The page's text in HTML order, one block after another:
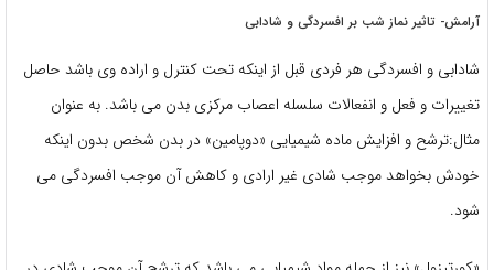
آرامش- تاثیر نماز شب بر افسردگی و شادابی
شادابی و افسردگی هر فردی قبل از اینکه تحت کنترل و اراده وی باشد حاصل
تغییرات و فعل و انفعالات سلسله اعصاب مرکزی بدن می باشد. به عنوان
مثال:ترشح و افزایش ماده شیمیایی «دوپامین» در بدن شخص بدون اینکه
خودش بخواهد موجب شادی غیر ارادی و کاهش آن موجب افسردگی می
شود.